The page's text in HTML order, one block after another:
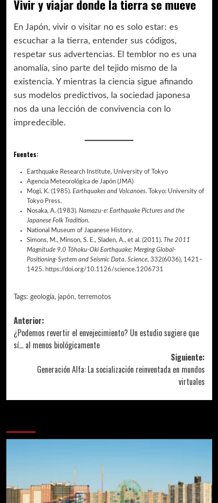
Vivir y viajar donde la tierra se mueve
En Japón, vivir o visitar no es solo estar: es
escuchar a la tierra, entender sus códigos,
respetar sus advertencias. El temblor no es una
anomalía, sino parte del tejido mismo de la
existencia. Y mientras la ciencia sigue afinando
sus modelos predictivos, la sociedad japonesa
nos da una lección de convivencia con lo
impredecible.
Fuentes:
Earthquake Research Institute, University of Tokyo
Agencia Meteorológica de Japón (JMA)
Mogi, K. (1985). Earthquakes and Volcanoes. Tokyo: University of
Tokyo Press.
Nosaka, A. (1983). Namazu-e: Earthquake Pictures and the
Japanese Folk Tradition.
National Museum of Japanese History.
Simons, M., Minson, S. E., Sladen, A., et al. (2011). The 2011
Magnitude 9.0 Tōhoku-Oki Earthquake: Merging Global-
Positioning-System and Seismic Data. Science, 332(6036), 1421–
1425. https://doi.org/10.1126/science.1206731
Tags: geología, japón, terremotos
Navegación
de
entradas
Anterior:
¿Podemos revertir el envejecimiento? Un estudio sugiere que
sí… al menos biológicamente
Siguiente:
Generación Alfa: La socialización reinventada en mundos
virtuales